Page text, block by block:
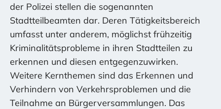
der Polizei stellen die sogenannten
Stadtteilbeamten dar. Deren Tätigkeitsbereich
umfasst unter anderem, möglichst frühzeitig
Kriminalitätsprobleme in ihren Stadtteilen zu
erkennen und diesen entgegenzuwirken.
Weitere Kernthemen sind das Erkennen und
Verhindern von Verkehrsproblemen und die
Teilnahme an Bürgerversammlungen. Das